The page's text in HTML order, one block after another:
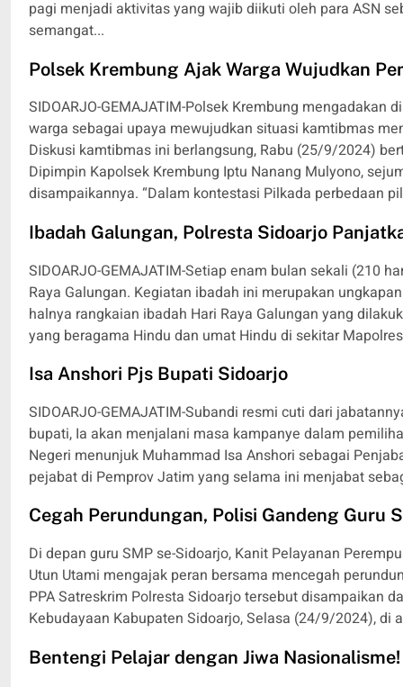
pagi menjadi aktivitas yang wajib diikuti oleh para ASN
semangat...
Polsek Krembung Ajak Warga Wujudkan
SIDOARJO-GEMAJATIM-Polsek Krembung
warga sebagai upaya mewujudkan situasi kamtibmas
Diskusi kamtibmas ini berlangsung, Rabu (25/9/2024)
Dipimpin Kapolsek Krembung Iptu Nanang Mulyono,
disampaikannya. “Dalam kontestasi Pilkada perbedaan
Ibadah Galungan, Polresta Sidoarjo
SIDOARJO-GEMAJATIM-Setiap enam bulan sekali (210
Raya Galungan. Kegiatan ibadah ini merupakan
halnya rangkaian ibadah Hari Raya Galungan yang
yang beragama Hindu dan umat Hindu di sekitar
Isa Anshori Pjs Bupati Sidoarjo
SIDOARJO-GEMAJATIM-Subandi resmi cuti dari
bupati, Ia akan menjalani masa kampanye dalam
Negeri menunjuk Muhammad Isa Anshori sebagai
pejabat di Pemprov Jatim yang selama ini menjabat
Cegah Perundungan, Polisi Gandeng Guru
Di depan guru SMP se-Sidoarjo, Kanit Pelayanan
Utun Utami mengajak peran bersama mencegah
PPA Satreskrim Polresta Sidoarjo tersebut disampaikan
Kebudayaan Kabupaten Sidoarjo, Selasa (24/9/2024), di
Bentengi Pelajar dengan Jiwa Nasionalisme!